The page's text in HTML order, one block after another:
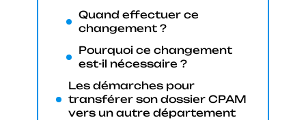
Quand effectuer ce
changement ?
Pourquoi ce changement
est-il nécessaire ?
Les démarches pour
transférer son dossier CPAM
vers un autre département